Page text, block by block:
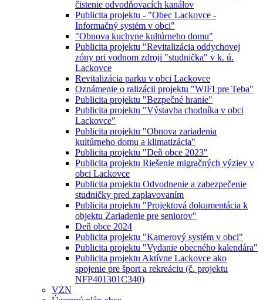
čistenie odvodňovacích kanálov
Publicita projektu - "Obec Lackovce -
Informačný systém v obci"
"Obnova kuchyne kultúrneho domu"
Publicita projektu "Revitalizácia oddychovej
zóny pri vodnom zdroji "studnička" v k. ú.
Lackovce
Revitalizácia parku v obci Lackovce
Oznámenie o ralizácii projektu "WIFI pre Teba"
Publicita projektu "Bezpečné hranie"
Publicita projektu "Výstavba chodníka v obci
Lackovce"
Publicita projektu "Obnova zariadenia
kultúrneho domu a klimatizácia"
Publicita projektu "Deň obce 2023"
Publicita projektu Riešenie migračných výziev v
obci Lackovce
Publicita projektu Odvodnenie a zabezpečenie
studničky pred zaplavovaním
Publicita projektu "Projektová dokumentácia k
objektu Zariadenie pre seniorov"
Deň obce 2024
Publicita projektu "Kamerový systém v obci"
Publicita projektu "Vydanie obecného kalendára"
Publicita projektu Aktívne Lackovce ako
spojenie pre šport a rekreáciu (č. projektu
NFP401301C340)
VZN